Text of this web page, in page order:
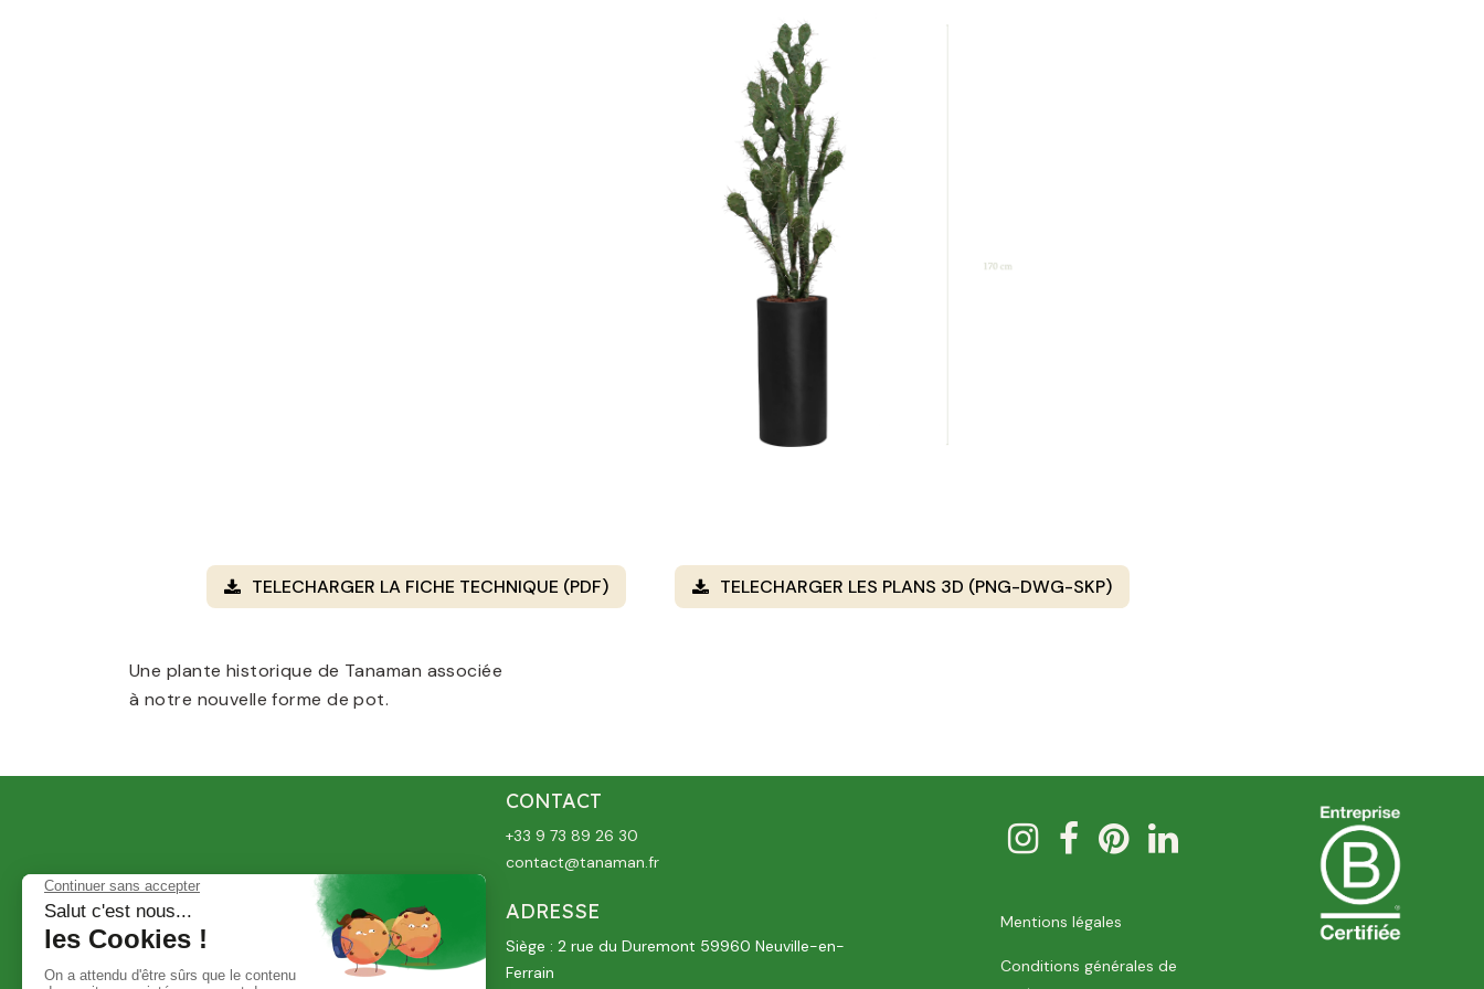
TELECHARGER LA FICHE TECHNIQUE (PDF) TELECHARGER LES PLANS 3D (PNG-DWG-SKP)
Une plante historique de Tanaman associée
à notre nouvelle forme de pot.
ADRESSE
Siège : 2 rue du Duremont 59960 Neuville-en-
Ferrain
Mentions légales
Conditions générales de
CONTACT
+33 9 73 89 26 30
contact@tanaman.fr